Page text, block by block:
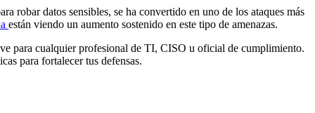
robar datos sensibles, se ha convertido en uno de los ataques más
están viendo un aumento sostenido en este tipo de amenazas.
para cualquier profesional de TI, CISO u oficial de cumplimiento.
para fortalecer tus defensas.